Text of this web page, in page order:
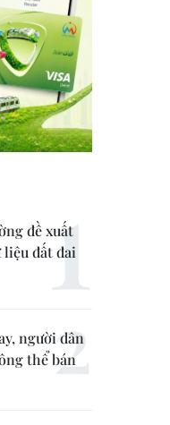
đề xuất
đất đai
người dân
thể bán